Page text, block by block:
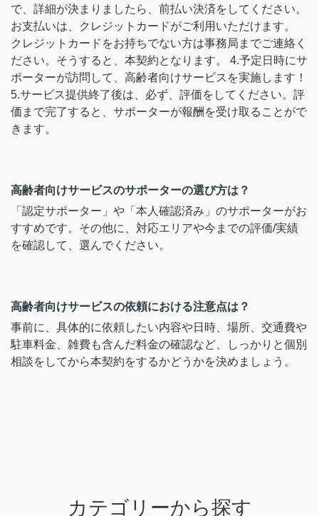
で、詳細が決まりましたら、前払い決済をしてください。
お支払いは、クレジットカードがご利用いただけます。
クレジットカードをお持ちでない方は事務局までご連絡く
ださい。そうすると、本契約となります。 4.予定日時にサ
ポーターが訪問して、高齢者向けサービスを実施します！
5.サービス提供終了後は、必ず、評価をしてください。評
価まで完了すると、サポーターが報酬を受け取ることがで
きます。
高齢者向けサービスのサポーターの選び方は？
「認定サポーター」や「本人確認済み」のサポーターがお
すすめです。その他に、対応エリアや今までの評価/実績
を確認して、選んでください。
高齢者向けサービスの依頼における注意点は？
事前に、具体的に依頼したい内容や日時、場所、交通費や
駐車料金、雑費も含んだ料金の確認など、しっかりと個別
相談をしてから本契約をするかどうかを決めましょう。
カテゴリーから探す